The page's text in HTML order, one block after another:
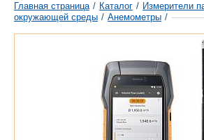
Главная страница / Каталог / Измерители
окружающей среды / Анемометры /